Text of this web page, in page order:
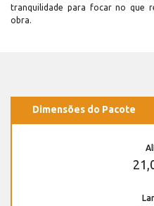
tranquilidade para focar no que
obra.
Dimensões do Pacote